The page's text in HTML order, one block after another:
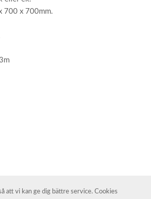
700 x 700mm.
att vi kan ge dig bättre service. Cookies